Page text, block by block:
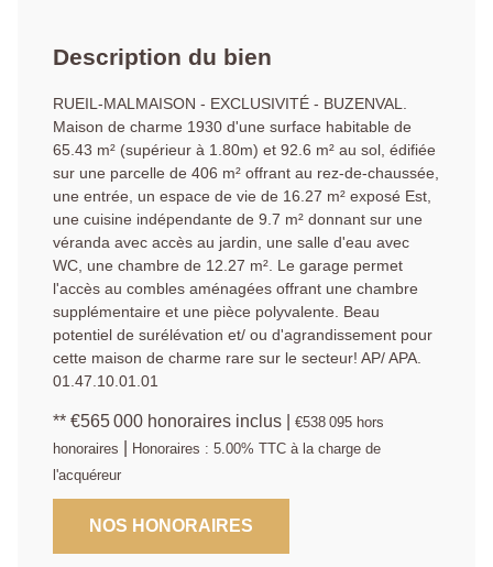
Description du bien
RUEIL-MALMAISON - EXCLUSIVITÉ - BUZENVAL.
Maison de charme 1930 d'une surface habitable de
65.43 m² (supérieur à 1.80m) et 92.6 m² au sol, édifiée
sur une parcelle de 406 m² offrant au rez-de-chaussée,
une entrée, un espace de vie de 16.27 m² exposé Est,
une cuisine indépendante de 9.7 m² donnant sur une
véranda avec accès au jardin, une salle d'eau avec
WC, une chambre de 12.27 m². Le garage permet
l'accès au combles aménagées offrant une chambre
supplémentaire et une pièce polyvalente. Beau
potentiel de surélévation et/ ou d'agrandissement pour
cette maison de charme rare sur le secteur! AP/ APA.
01.47.10.01.01
** €565 000 honoraires inclus €538 095 hors
honoraires
Honoraires : 5.00% TTC à la charge de
l'acquéreur
NOS HONORAIRES